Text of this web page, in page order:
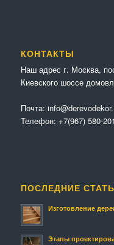
КОНТАКТЫ
Наш адрес г. Москва,
Киевского шоссе
Почта:
Телефон: +7(967) 580-
ПОСЛЕДНИЕ
Изготовление
Этапы